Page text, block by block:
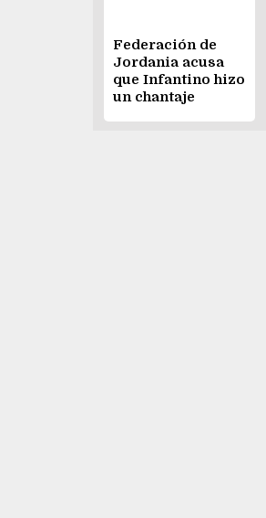
Federación de
Jordania acusa
que Infantino hizo
un chantaje